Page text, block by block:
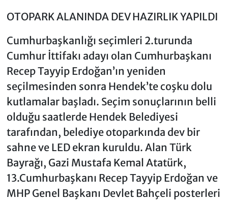
OTOPARK ALANINDA DEV HAZIRLIK YAPILDI
Cumhurbaşkanlığı seçimleri 2.turunda
Cumhur İttifakı adayı olan Cumhurbaşkanı
Recep Tayyip Erdoğan’ın yeniden
seçilmesinden sonra Hendek’te coşku dolu
kutlamalar başladı. Seçim sonuçlarının belli
olduğu saatlerde Hendek Belediyesi
tarafından, belediye otoparkında dev bir
sahne ve LED ekran kuruldu. Alan Türk
Bayrağı, Gazi Mustafa Kemal Atatürk,
13.Cumhurbaşkanı Recep Tayyip Erdoğan ve
MHP Genel Başkanı Devlet Bahçeli posterleri